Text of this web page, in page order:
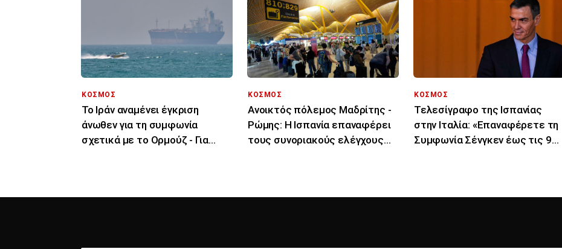
ΚΟΣΜΟΣ
Το Ιράν αναμένει έγκριση
άνωθεν για τη συμφωνία
σχετικά με το Ορμούζ - Για
ΚΟΣΜΟΣ
Ανοικτός πόλεμος Μαδρίτης -
Ρώμης: Η Ισπανία επαναφέρει
τους συνοριακούς ελέγχους
ΚΟΣΜΟΣ
Τελεσίγραφο της Ισπανίας
στην Ιταλία: «Επαναφέρετε τη
Συμφωνία Σένγκεν έως τις 9